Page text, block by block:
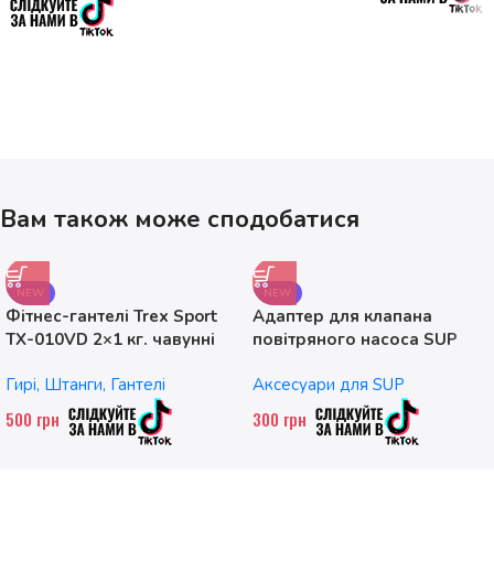
Вам також може сподобатися
NEW
Фітнес-гантелі Trex Sport
TX-010VD 2×1 кг. чавунні
Гирі, Штанги, Гантелі
500 грн
NEW
Адаптер для клапана
повітряного насоса SUP
Аксесуари для SUP
300 грн